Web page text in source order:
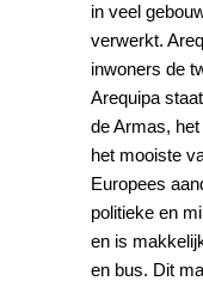
in veel
verwerkt.
inwoners de
Arequipa
de Armas,
het mooiste
Europees
politieke en
en is
en bus. Dit